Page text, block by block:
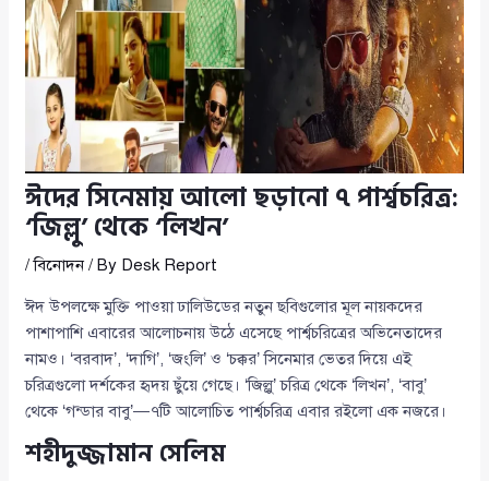
ঈদের সিনেমায় আলো ছড়ানো ৭ পার্শ্বচরিত্র:
‘জিল্লু’ থেকে ‘লিখন’
/বিনোদন/ By Desk Report
ঈদ উপলক্ষে মুক্তি পাওয়া ঢালিউডের নতুন ছবিগুলোর মূল নায়কদের
পাশাপাশি এবারের আলোচনায় উঠে এসেছে পার্শ্বচরিত্রের অভিনেতাদের
নামও। ‘বরবাদ’, ‘দাগি’, ‘জংলি’ ও ‘চক্কর’ সিনেমার ভেতর দিয়ে এই
চরিত্রগুলো দর্শকের হৃদয় ছুঁয়ে গেছে। ‘জিল্লু’ চরিত্র থেকে ‘লিখন’, ‘বাবু’
থেকে ‘গন্ডার বাবু’—৭টি আলোচিত পার্শ্বচরিত্র এবার রইলো এক নজরে।
শহীদুজ্জামান সেলিম